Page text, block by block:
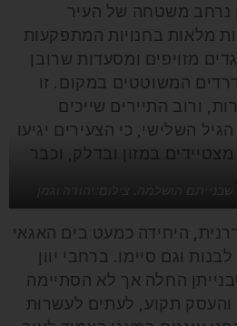
נרחב משטחה של העיר
מלאות בחנויות המתפקעות
מזויפים ומסעדות שרובן
המשוטטים במקום. זו
ורוב התיירים שייכים
השלישי, כי הצעירים יגיעו
במזון ובדלק, וכבר
שבנייתם הושלמה. צילום:יהודה וגמן
היחידה כמעט בים האגאי
וגם סיימו. ברחבי יוון
החלה אך לא הסתיימה
תקוע, לעתים לעשרות